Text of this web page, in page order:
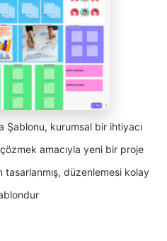
Şablonu, kurumsal bir ihtiyacı
amacıyla yeni bir proje
tasarlanmış, düzenlemesi kolay